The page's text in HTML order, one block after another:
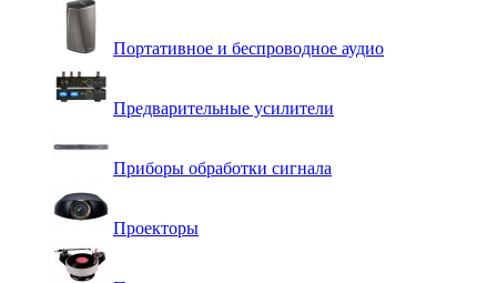
Портативное и беспроводное аудио
Предварительные усилители
Приборы обработки сигнала
Проекторы